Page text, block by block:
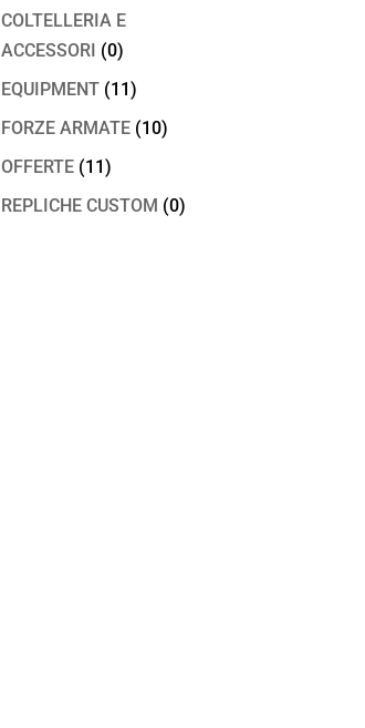
COLTELLERIA E
ACCESSORI (0)
EQUIPMENT (11)
FORZE ARMATE (10)
OFFERTE (11)
REPLICHE CUSTOM (0)